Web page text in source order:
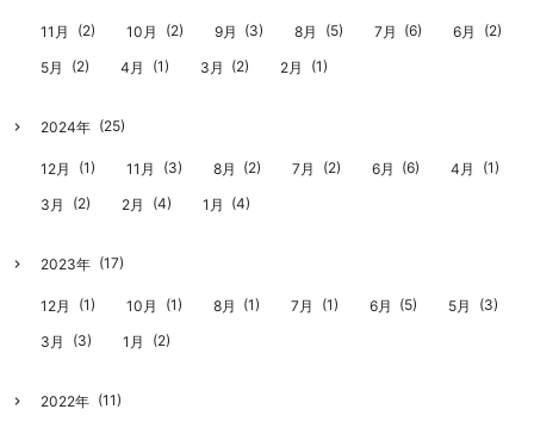
11月 (2) 10月 (2) 9月 (3) 8月 (5) 7月 (6) 6月 (2)
5月 (2) 4月 (1) 3月 (2) 2月 (1)
2024年 (25)
12月 (1) 11月 (3) 8月 (2) 7月 (2) 6月 (6) 4月 (1)
3月 (2) 2月 (4) 1月 (4)
2023年 (17)
12月 (1) 10月 (1) 8月 (1) 7月 (1) 6月 (5) 5月 (3)
3月 (3) 1月 (2)
2022年 (11)